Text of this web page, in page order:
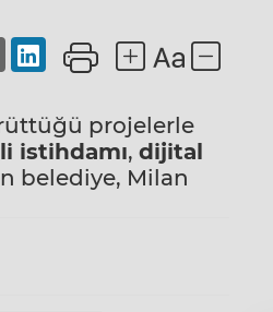
projelerle
istihdamı, dijital
belediye, Milan